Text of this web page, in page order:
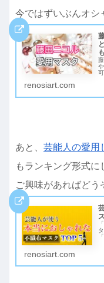
今ではずいぶんオシ
renosiart.com
あと、 芸能人の愛用
もランキング形式
ご興味があればどう
renosiart.com